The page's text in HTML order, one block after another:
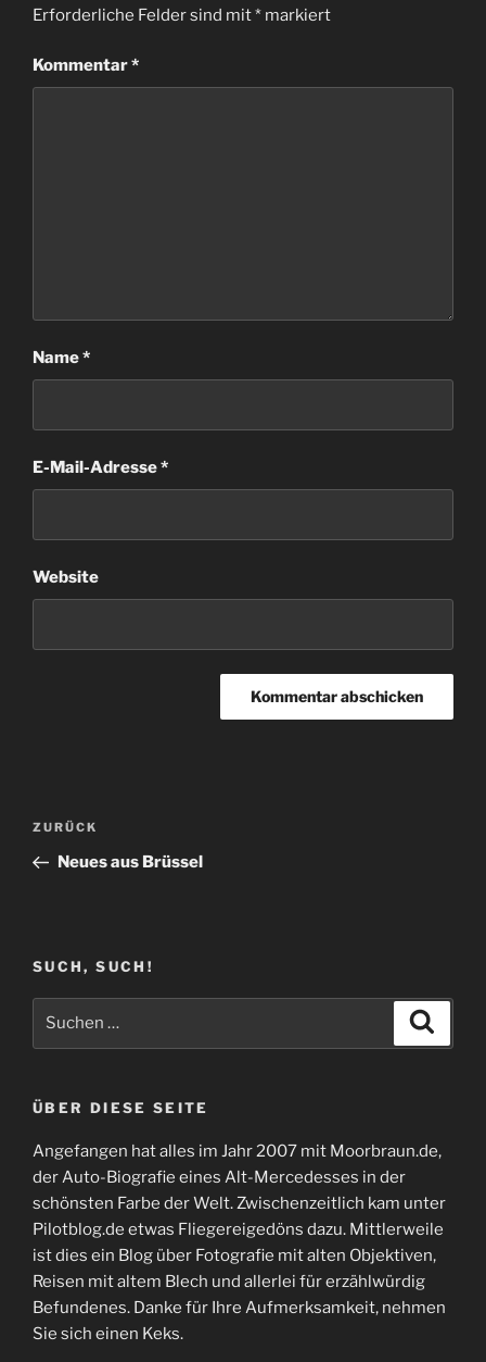
Erforderliche Felder sind mit* markiert
Kommentar*
Name*
E-Mail-Adresse*
Website
Beitragsnavigation
Vorheriger
Beitrag
ZURÜCK
Neues aus Brüssel
SUCH, SUCH!
ÜBER DIESE SEITE
Angefangen hat alles im Jahr 2007 mit Moorbraun.de,
der Auto-Biografie eines Alt-Mercedesses in der
schönsten Farbe der Welt. Zwischenzeitlich kam unter
Pilotblog.de etwas Fliegereigedöns dazu. Mittlerweile
ist dies ein Blog über Fotografie mit alten Objektiven,
Reisen mit altem Blech und allerlei für erzählwürdig
Befundenes. Danke für Ihre Aufmerksamkeit, nehmen
Sie sich einen Keks.